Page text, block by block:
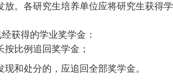
。各研究生培养单位应将研究生获得学
获得的学业奖学金：
比例追回奖学金；
和处分的，应追回全部奖学金。